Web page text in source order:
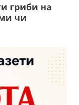
гриби на
чи